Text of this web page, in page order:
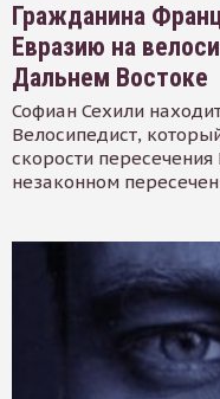
Гражданина
Евразию на
Дальнем Востоке
Софиан Сехили
Велосипедист,
скорости
незаконном